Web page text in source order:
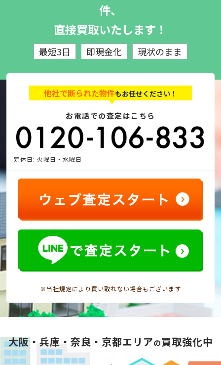
件、
直接買取いたします！
最短3日 即現金化 現状のまま
他社で断られた物件もお任せください！
お電話での査定はこちら
定休日: 火曜日・水曜日
※当社規定により買い取れない場合もございます
大阪・兵庫・奈良・京都エリアの買取強化中